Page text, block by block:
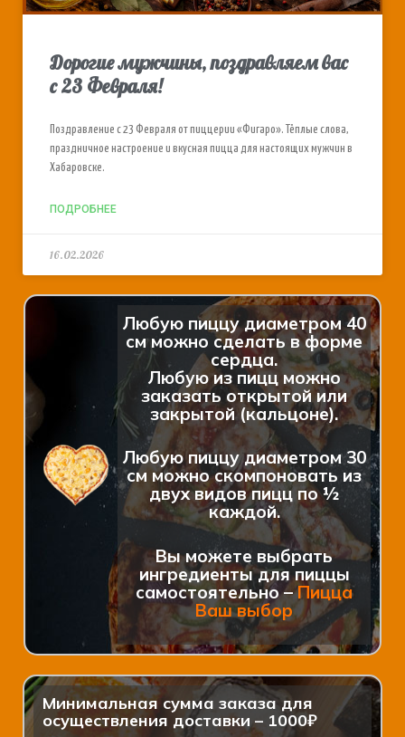
Дорогие мужчины, поздравляем вас
с 23 Февраля!
Поздравление с 23 Февраля от пиццерии «Фигаро». Тёплые слова,
праздничное настроение и вкусная пицца для настоящих мужчин в
Хабаровске.
ПОДРОБНЕЕ
16.02.2026
Любую пиццу диаметром 40
см можно сделать в форме
сердца.
Любую из пицц можно
заказать открытой или
закрытой (кальцоне).
Любую пиццу диаметром 30
см можно скомпоновать из
двух видов пицц по ½
каждой.
Вы можете выбрать
ингредиенты для пиццы
самостоятельно –Пицца
Ваш выбор
Минимальная сумма заказа для
осуществления доставки – 1000₽